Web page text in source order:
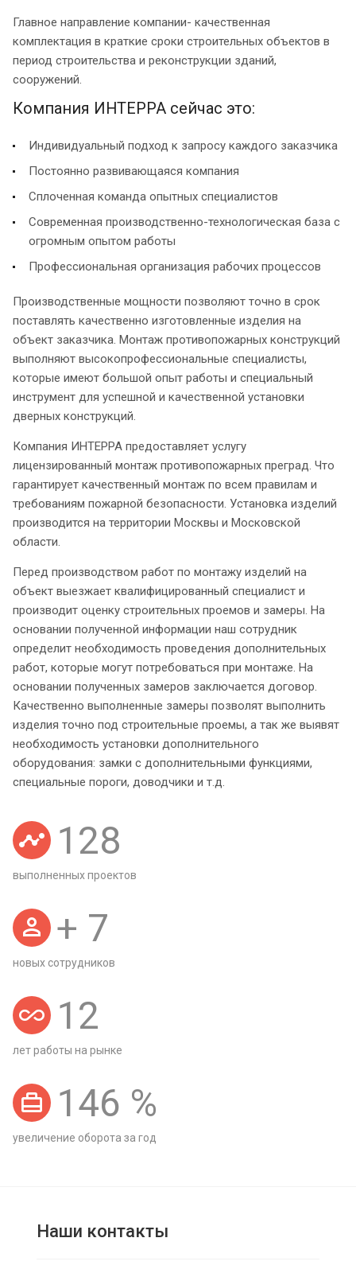
Главное направление компании- качественная
комплектация в краткие сроки строительных объектов в
период строительства и реконструкции зданий,
сооружений.
Компания ИНТЕРРА сейчас это:
Индивидуальный подход к запросу каждого заказчика
Постоянно развивающаяся компания
Сплоченная команда опытных специалистов
Современная производственно-технологическая база с
огромным опытом работы
Профессиональная организация рабочих процессов
Производственные мощности позволяют точно в срок
поставлять качественно изготовленные изделия на
объект заказчика. Монтаж противопожарных конструкций
выполняют высокопрофессиональные специалисты,
которые имеют большой опыт работы и специальный
инструмент для успешной и качественной установки
дверных конструкций.
Компания ИНТЕРРА предоставляет услугу
лицензированный монтаж противопожарных преград. Что
гарантирует качественный монтаж по всем правилам и
требованиям пожарной безопасности. Установка изделий
производится на территории Москвы и Московской
области.
Перед производством работ по монтажу изделий на
объект выезжает квалифицированный специалист и
производит оценку строительных проемов и замеры. На
основании полученной информации наш сотрудник
определит необходимость проведения дополнительных
работ, которые могут потребоваться при монтаже. На
основании полученных замеров заключается договор.
Качественно выполненные замеры позволят выполнить
изделия точно под строительные проемы, а так же выявят
необходимость установки дополнительного
оборудования: замки с дополнительными функциями,
специальные пороги, доводчики и т.д.
128
выполненных проектов
+ 7
новых сотрудников
12
лет работы на рынке
146 %
увеличение оборота за год
Наши контакты